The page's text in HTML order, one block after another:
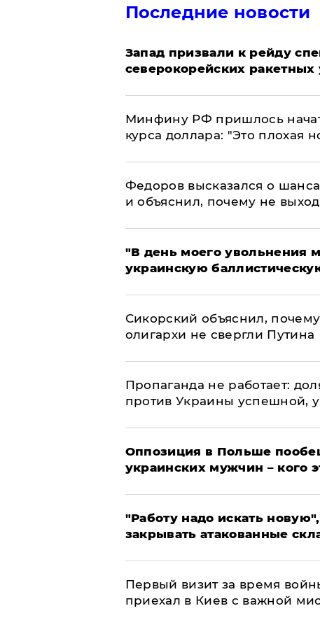
Последние новости
Запад призвали к рейду
северокорейских ракетных
Минфину РФ пришлось
курса доллара: "Это плохая
Федоров высказался о
и объяснил, почему не
​"В день моего увольнения
украинскую
Сикорский объяснил,
олигархи не свергли Путина
​Пропаганда не работает:
против Украины успешной,
Оппозиция в Польше
украинских мужчин – кого
"Работу надо искать
закрывать атакованные
Первый визит за время
приехал в Киев с важной